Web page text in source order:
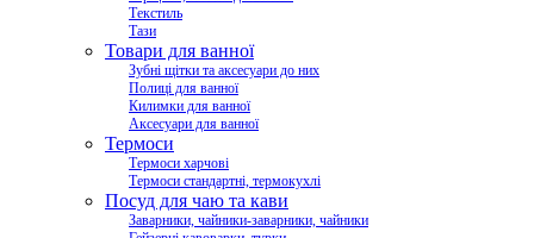
Текстиль
Тази
Товари для ванної
Зубні щітки та аксесуари до них
Полиці для ванної
Килимки для ванної
Аксесуари для ванної
Термоси
Термоси харчові
Термоси стандартні, термокухлі
Посуд для чаю та кави
Заварники, чайники-заварники, чайники